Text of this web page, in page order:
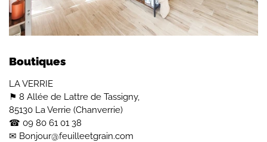
Boutiques
LA VERRIE
⚑ 8 Allée de Lattre de Tassigny,
85130 La Verrie (Chanverrie)
☎︎ 09 80 61 01 38
✉ Bonjour@feuilleetgrain.com